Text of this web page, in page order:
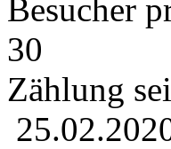
Besucher
30
Zählung